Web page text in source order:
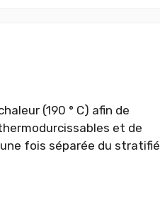
(190 ° C) afin de
et de
fois séparée du stratifié